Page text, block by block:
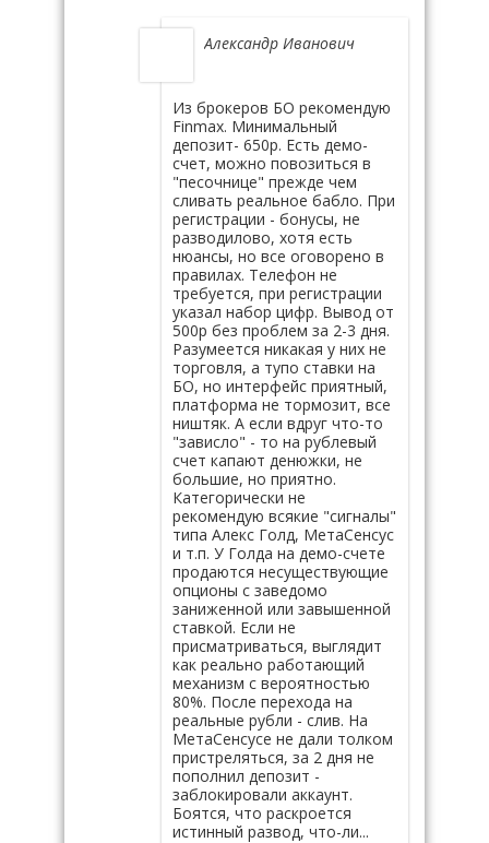
Александр Иванович
Из брокеров БО рекомендую
Finmax. Минимальный
депозит- 650р. Есть демо-
счет, можно повозиться в
"песочнице" прежде чем
сливать реальное бабло. При
регистрации - бонусы, не
разводилово, хотя есть
нюансы, но все оговорено в
правилах. Телефон не
требуется, при регистрации
указал набор цифр. Вывод от
500р без проблем за 2-3 дня.
Разумеется никакая у них не
торговля, а тупо ставки на
БО, но интерфейс приятный,
платформа не тормозит, все
ништяк. А если вдруг что-то
"зависло" - то на рублевый
счет капают денюжки, не
большие, но приятно.
Категорически не
рекомендую всякие "сигналы"
типа Алекс Голд, МетаСенсус
и т.п. У Голда на демо-счете
продаются несуществующие
опционы с заведомо
заниженной или завышенной
ставкой. Если не
присматриваться, выглядит
как реально работающий
механизм с вероятностью
80%. После перехода на
реальные рубли - слив. На
МетаСенсусе не дали толком
пристреляться, за 2 дня не
пополнил депозит -
заблокировали аккаунт.
Боятся, что раскроется
истинный развод, что-ли...